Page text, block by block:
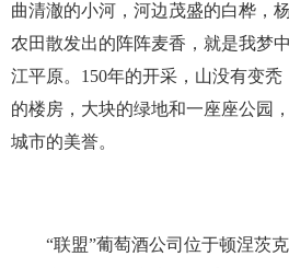
曲清澈的小河，河边茂盛的白桦，
农田散发出的阵阵麦香，就是我梦
江平原。150年的开采，山没有变
的楼房，大块的绿地和一座座公园
城市的美誉。
“联盟”葡萄酒公司位于顿涅茨克